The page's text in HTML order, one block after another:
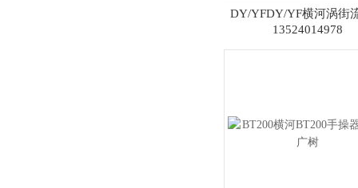
DY/YFDY/YF横河涡街
13524014978